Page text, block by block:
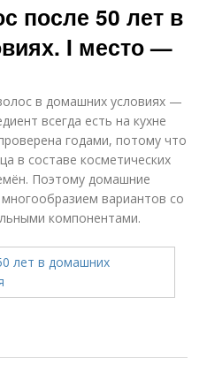
после 50 лет в
I место —
в домашних условиях —
всегда есть на кухне
годами, потому что
в составе косметических
Поэтому домашние
вариантов со
компонентами.